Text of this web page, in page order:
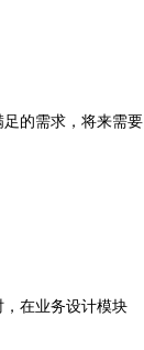
的需求，将来需要
在业务设计模块